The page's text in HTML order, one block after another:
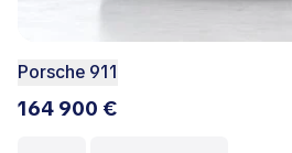
Porsche 911
164 900 €